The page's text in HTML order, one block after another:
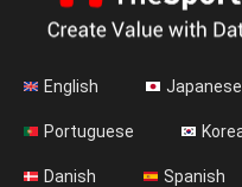
English Japanese
Portuguese
Danish Spanish